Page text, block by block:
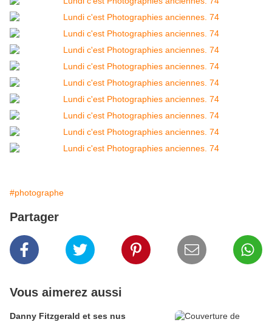
#photographe
Partager
Vous aimerez aussi
Danny Fitzgerald et ses nus